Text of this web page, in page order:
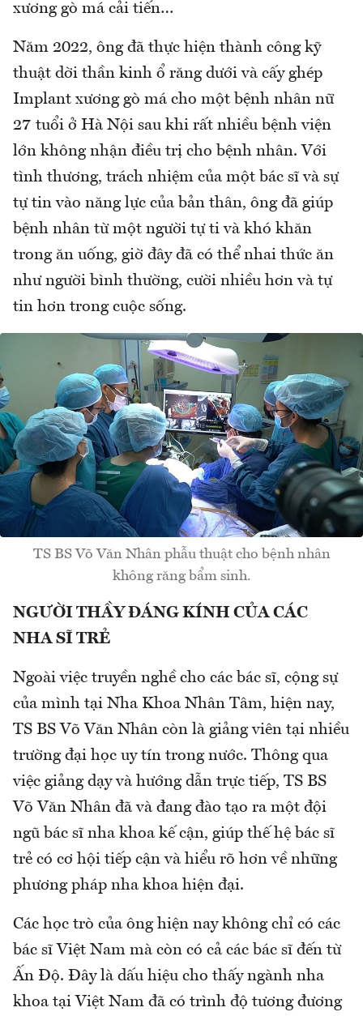
xương gò má cải tiến…
Năm 2022, ông đã thực hiện thành công kỹ
thuật dời thần kinh ổ răng dưới và cấy ghép
Implant xương gò má cho một bệnh nhân nữ
27 tuổi ở Hà Nội sau khi rất nhiều bệnh viện
lớn không nhận điều trị cho bệnh nhân. Với
tình thương, trách nhiệm của một bác sĩ và sự
tự tin vào năng lực của bản thân, ông đã giúp
bệnh nhân từ một người tự ti và khó khăn
trong ăn uống, giờ đây đã có thể nhai thức ăn
như người bình thường, cười nhiều hơn và tự
tin hơn trong cuộc sống.
TS BS Võ Văn Nhân phẫu thuật cho bệnh nhân
không răng bẩm sinh.
NGƯỜI THẦY ĐÁNG KÍNH CỦA CÁC
NHA SĨ TRẺ
Ngoài việc truyền nghề cho các bác sĩ, cộng sự
của mình tại Nha Khoa Nhân Tâm, hiện nay,
TS BS Võ Văn Nhân còn là giảng viên tại nhiều
trường đại học uy tín trong nước. Thông qua
việc giảng dạy và hướng dẫn trực tiếp, TS BS
Võ Văn Nhân đã và đang đào tạo ra một đội
ngũ bác sĩ nha khoa kế cận, giúp thế hệ bác sĩ
trẻ có cơ hội tiếp cận và hiểu rõ hơn về những
phương pháp nha khoa hiện đại.
Các học trò của ông hiện nay không chỉ có các
bác sĩ Việt Nam mà còn có cả các bác sĩ đến từ
Ấn Độ. Đây là dấu hiệu cho thấy ngành nha
khoa tại Việt Nam đã có trình độ tương đương